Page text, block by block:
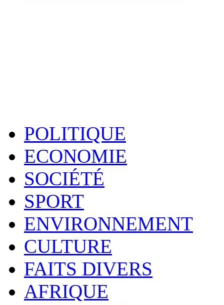
POLITIQUE
ECONOMIE
SOCIÉTÉ
SPORT
ENVIRONNEMENT
CULTURE
FAITS DIVERS
AFRIQUE